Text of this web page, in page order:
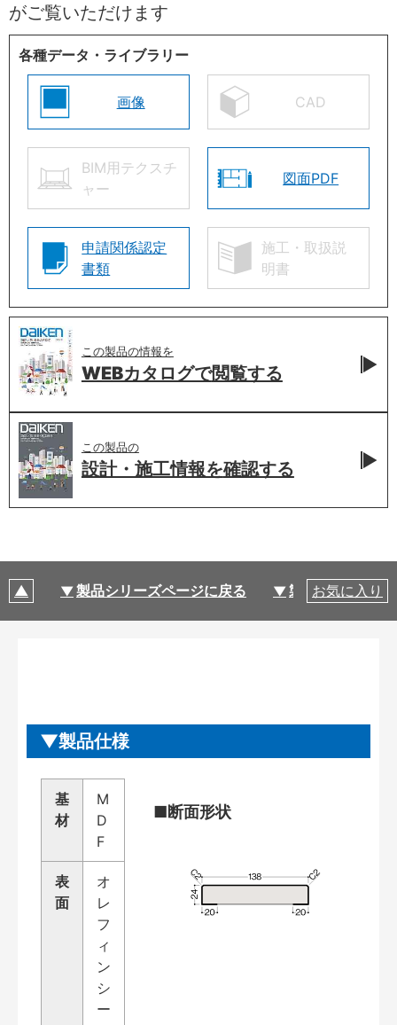
がご覧いただけます
各種データ・ライブラリー
画像 CAD
BIM用テクスチ
ャー
図面PDF
申請関係認定
書類
施工・取扱説
明書
この製品の情報を
WEBカタログで閲覧する
この製品の
設計・施工情報を確認する
製品シリーズページに戻る 製品仕様
お気に入り
製品仕様
基
材
M
D
F
表
面
オ
レ
フ
ィ
ン
シ
ー
■断面形状